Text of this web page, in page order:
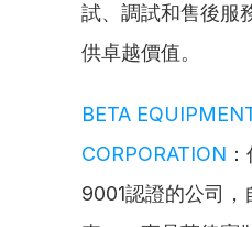
試、調試和售後服
供卓越價值。
BETA
CORPORATION
9001認證的公司，